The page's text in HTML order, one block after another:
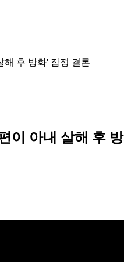
해 후 방화' 잠정 결론
이 아내 살해 후